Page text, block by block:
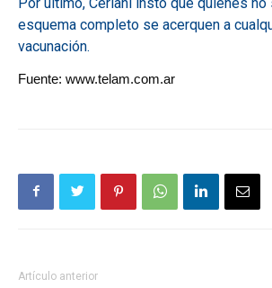
esquema completo se acerquen a
vacunación.
Fuente: www.telam.com.ar
Artículo anterior